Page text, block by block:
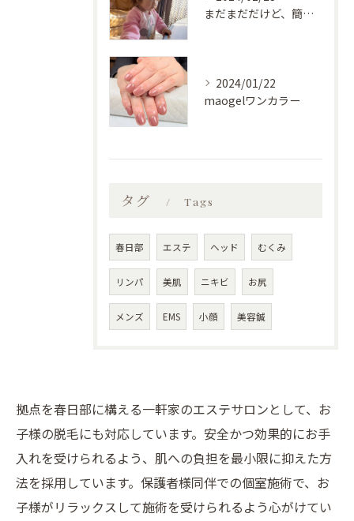
まだまだだけど、簡単な物は自分で食べられるようになってきた♡
2024/01/22
maogelワンカラー
タグ Tags
春日部 エステ ヘッド むくみ
リンパ 美肌 ニキビ お尻
メンズ EMS 小顔 美容鍼
拠点を春日部に構える一軒家のエステサロンとして、お
子様の脱毛にも対応しています。安全かつ効果的にお手
入れを受けられるよう、肌への負担を最小限に抑えた方
法を採用しています。保護者様同伴での個室施術で、お
子様がリラックスして施術を受けられるよう心がけてい